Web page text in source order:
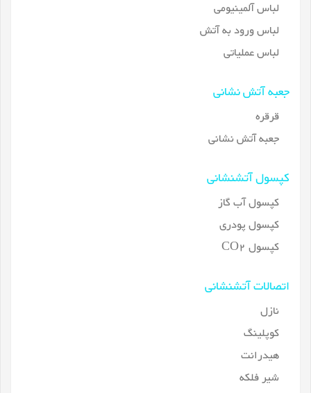
لباس آلمینیومی
لباس ورود به آتش
لباس عملیاتی
جعبه آتش نشانی
قرقره
جعبه آتش نشانی
کپسول آتشنشانی
کپسول آب گاز
کپسول پودری
کپسول CO2
اتصالات آتشنشانی
نازل
کوپلینگ
هیدرانت
شیر فلکه